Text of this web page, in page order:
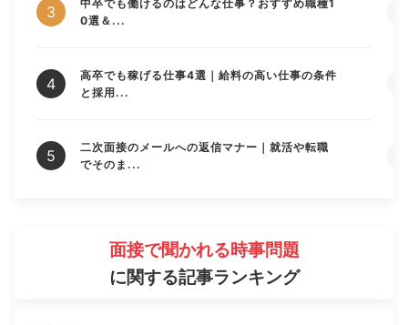
中卒でも働けるのはどんな仕事？おすすめ職種1
0選＆...
高卒でも稼げる仕事4選｜給料の高い仕事の条件
と採用...
二次面接のメールへの返信マナー｜就活や転職
でそのま...
面接で聞かれる時事問題
に関する記事ランキング